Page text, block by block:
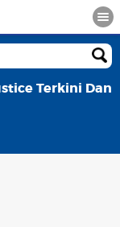
Terkini Dan